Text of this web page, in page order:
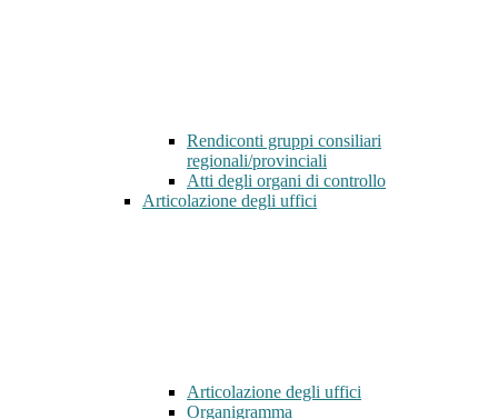
Rendiconti gruppi consiliari
regionali/provinciali
Atti degli organi di controllo
Articolazione degli uffici
Articolazione degli uffici
Organigramma